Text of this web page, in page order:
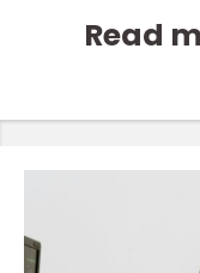
Read